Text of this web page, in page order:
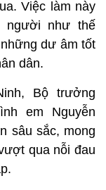
Việc làm này
người như thế
dư âm tốt
dân.
Bộ trưởng
em Nguyễn
sâu sắc, mong
qua nỗi đau